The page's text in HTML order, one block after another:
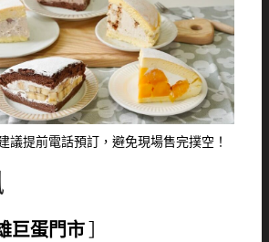
議提前電話預訂，避免現場售完撲空！
巨蛋門市］